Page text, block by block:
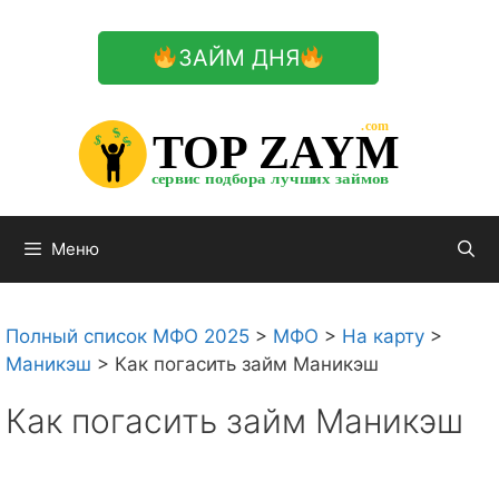
ЗАЙМ ДНЯ
TOP ZAYM
сервис подбора лучших займов
.com
$
$
$
Меню
Полный список МФО 2025 > МФО > На карту >
Маникэш > Как погасить займ Маникэш
Как погасить займ Маникэш